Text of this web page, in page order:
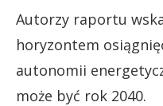
Autorzy raportu
horyzontem
autonomii
może być rok 2040.